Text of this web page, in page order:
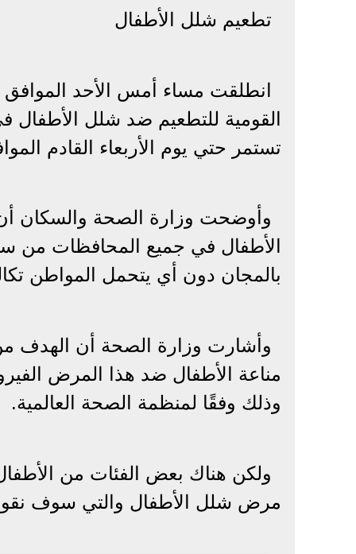
تطعيم شلل الأطفال
القومية للتطعيم ضد شلل الأطفال
تستمر حتي يوم الأربعاء القادم
وأوضحت وزارة الصحة والسكان
بالمجان دون أي يتحمل المواطن
وأشارت وزارة الصحة أن الهدف
مناعة الأطفال ضد هذا المرض
وذلك وفقًا لمنظمة الصحة العالمية.
ولكن هناك بعض الفئات من
مرض شلل الأطفال والتي سوف نقوم